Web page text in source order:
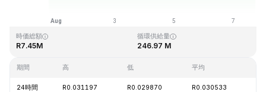
R0.023019
時価総額
R7.45M
循環供給量
246.97 M
期間 高 低 平均
24時間 R0.031197 R0.029870 R0.030533